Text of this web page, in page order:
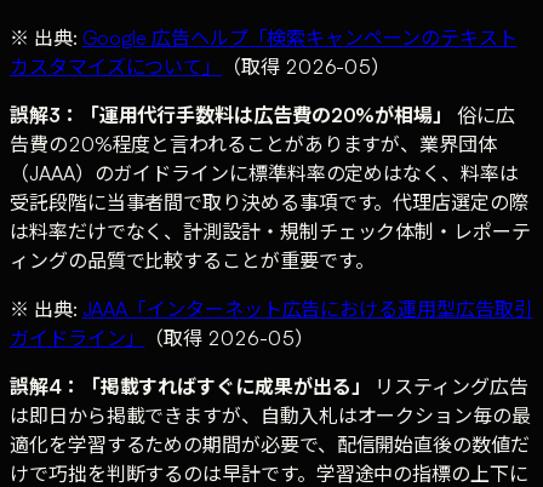
※ 出典: Google 広告ヘルプ「検索キャンペーンのテキスト
カスタマイズについて」
（取得 2026-05）
誤解3：「運用代行手数料は広告費の20%が相場」
俗に広
告費の20%程度と言われることがありますが、業界団体
（JAAA）のガイドラインに標準料率の定めはなく、料率は
受託段階に当事者間で取り決める事項です。代理店選定の際
は料率だけでなく、計測設計・規制チェック体制・レポーテ
ィングの品質で比較することが重要です。
※ 出典: JAAA「インターネット広告における運用型広告取引
ガイドライン」
（取得 2026-05）
誤解4：「掲載すればすぐに成果が出る」
リスティング広告
は即日から掲載できますが、自動入札はオークション毎の最
適化を学習するための期間が必要で、配信開始直後の数値だ
けで巧拙を判断するのは早計です。学習途中の指標の上下に